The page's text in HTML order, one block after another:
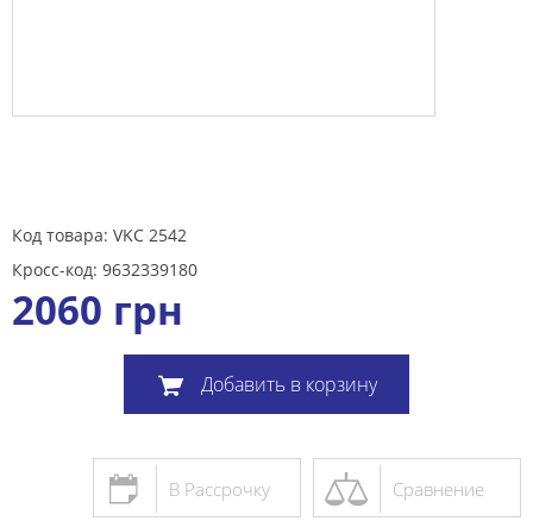
Код товара: VKC 2542
Кросс-код: 9632339180
2060 грн
Добавить в корзину
Сравнение
В Рассрочку